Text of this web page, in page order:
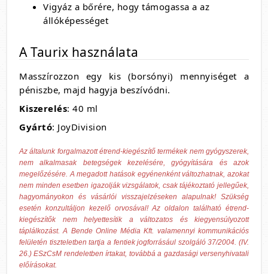
Vigyáz a bőrére, hogy támogassa a az
állóképességet
A Taurix használata
Masszírozzon egy kis (borsónyi) mennyiséget a
péniszbe, majd hagyja beszívódni.
Kiszerelés: 40 ml
Gyártó: JoyDivision
Az általunk forgalmazott étrend-kiegészítő termékek nem gyógyszerek,
nem alkalmasak betegségek kezelésére, gyógyítására és azok
megelőzésére. A megadott hatások egyénenként változhatnak, azokat
nem minden esetben igazolják vizsgálatok, csak tájékoztató jellegűek,
hagyományokon és vásárlói visszajelzéseken alapulnak! Szükség
esetén konzultáljon kezelő orvosával! Az oldalon található étrend-
kiegészítők nem helyettesítik a változatos és kiegyensúlyozott
táplálkozást. A Bende Online Média Kft. valamennyi kommunikációs
felületén tiszteletben tartja a fentiek jogforrásául szolgáló 37/2004. (IV.
26.) ESzCsM rendeletben írtakat, továbbá a gazdasági versenyhivatali
előírásokat.